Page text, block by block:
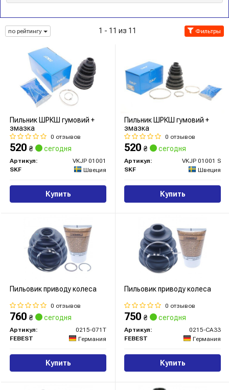
по рейтингу 1 - 11 из 11 Фильтры
Пильник ШРКШ гумовий +
змазка
0 отзывов
520 ₴ сегодня
Артикул:
VKJP 01001
SKF
Швеция
Купить
Пильник ШРКШ гумовий +
змазка
0 отзывов
520 ₴ сегодня
Артикул:
VKJP 01001 S
SKF
Швеция
Купить
Пильовик приводу колеса
0 отзывов
760 ₴ сегодня
Артикул:
0215-071T
FEBEST
Германия
Купить
Пильовик приводу колеса
0 отзывов
750 ₴ сегодня
Артикул:
0215-CA33
FEBEST
Германия
Купить